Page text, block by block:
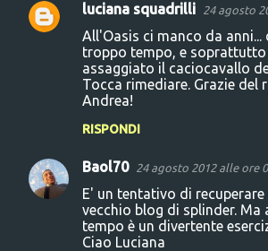
C
t
i
luciana squadrilli 24 agosto
All'Oasis ci manco da anni...
troppo tempo, e soprattutto
assaggiato il caciocavallo
Tocca rimediare. Grazie del
Andrea!
RISPONDI
Baol70 24 agosto 2012 alle ore
E' un tentativo di
vecchio blog di splinder. Ma
tempo è un divertente
Ciao Luciana